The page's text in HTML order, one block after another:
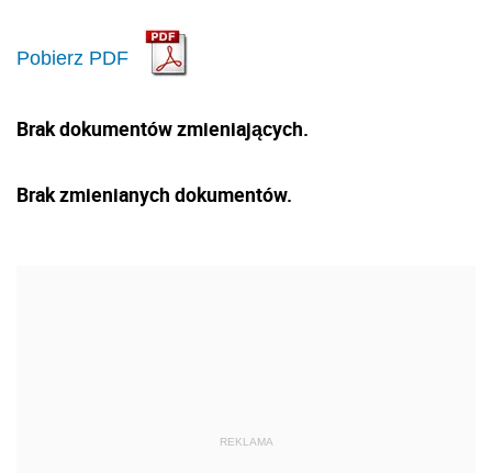
Pobierz PDF
Brak dokumentów zmieniających.
Brak zmienianych dokumentów.